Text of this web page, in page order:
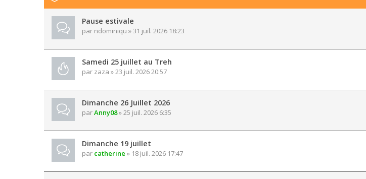
Pause estivale
par ndominiqu » 31 juil. 2026 18:23
Samedi 25 juillet au Treh
par zaza » 23 juil. 2026 20:57
Dimanche 26 Juillet 2026
parAnny08» 25 juil. 2026 6:35
Dimanche 19 juillet
par catherine » 18 juil. 2026 17:47